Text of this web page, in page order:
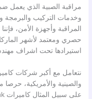
مراقبة الصبية الذي يعمل
وخدمات التركيب والبرمجة
المراقبة وأجهزة الأمن،
حصري ومعتمد لأشهر
استيرادها تحت اشراف
نتعامل مع أكبر شركات
والصينية والأمريكية، حرصا